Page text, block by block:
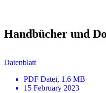
Handbücher und
Datenblatt
PDF Datei, 1.6 MB
15 February 2023